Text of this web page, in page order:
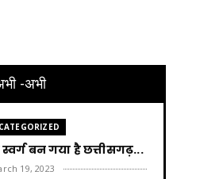
-अभी
बन गया है छत्तीसगढ़...
19, 2023